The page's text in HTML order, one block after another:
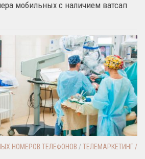
мобильных с наличием ватсап
НОМЕРОВ ТЕЛЕФОНОВ /ТЕЛЕМАРКЕТИНГ /